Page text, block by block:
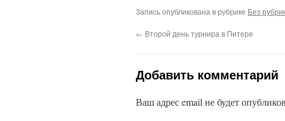
Запись опубликована в рубрике Без
← Второй день турнира в Питере
Добавить комментарий
Ваш адрес email не будет